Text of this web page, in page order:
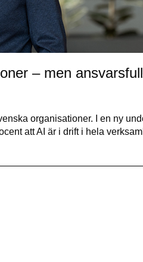
– men
organisationer. I en ny
att AI är i drift i hela